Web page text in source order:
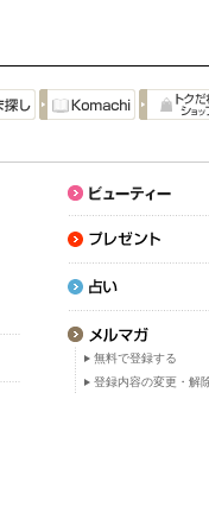
無料で登録する
登録内容の変更・解